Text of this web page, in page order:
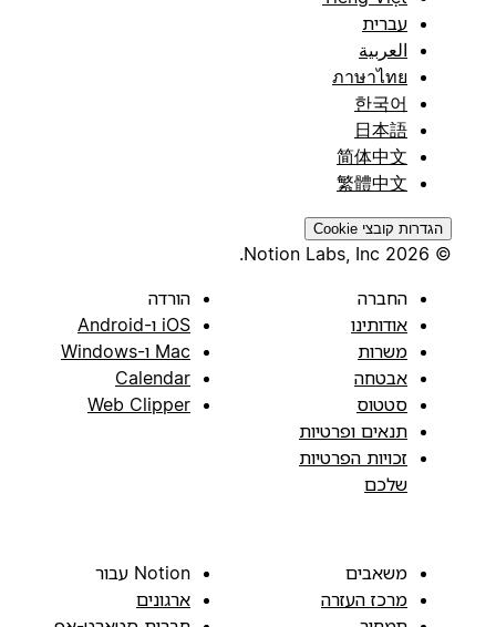
עברית
العربية
ภาษาไทย
한국어
日本語
简体中文
繁體中文
הגדרות קובצי Cookie
© 2026 Notion Labs, Inc.
החברה
אודותינו
משרות
אבטחה
סטטוס
תנאים ופרטיות
זכויות הפרטיות
שלכם
הורדה
iOS ו-Android
Mac ו-Windows
Calendar
Web Clipper
משאבים
מרכז העזרה
Notion עבור
ארגונים